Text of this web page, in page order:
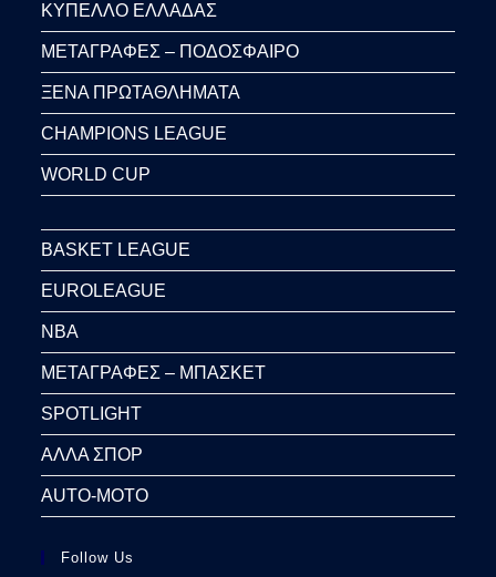
ΚΥΠΕΛΛΟ ΕΛΛΑΔΑΣ
ΜΕΤΑΓΡΑΦΕΣ – ΠΟΔΟΣΦΑΙΡΟ
ΞΕΝΑ ΠΡΩΤΑΘΛΗΜΑΤΑ
CHAMPIONS LEAGUE
WORLD CUP
BASKET LEAGUE
EUROLEAGUE
NBA
ΜΕΤΑΓΡΑΦΕΣ – ΜΠΑΣΚΕΤ
SPOTLIGHT
ΑΛΛΑ ΣΠΟΡ
AUTO-MOTO
Follow Us